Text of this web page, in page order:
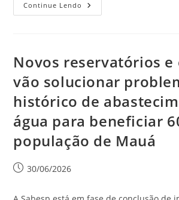
Continue Lendo
Novos reservatórios e
vão solucionar
histórico de
água para beneficiar
população de Mauá
30/06/2026